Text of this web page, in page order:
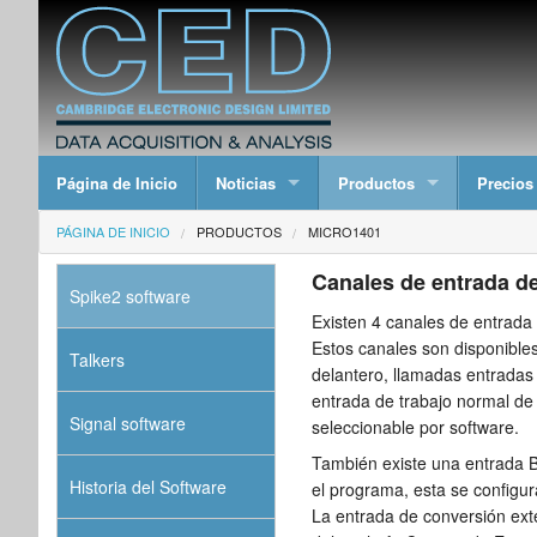
Página de Inicio Noticias Productos Precios
PÁGINA DE INICIO PRODUCTOS MICRO1401
Canales de entrada
Existen 4 canales de
Estos canales son
delantero, llamadas
entrada de trabajo normal
seleccionable por software.
También existe una entrada
el programa, esta se
La entrada de conversión
Spike2 software
Talkers
Signal software
Historia del Software